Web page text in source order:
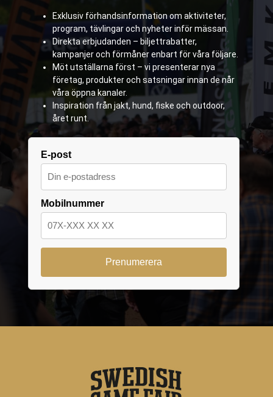
E-post
Mobilnummer
Exklusiv förhandsinformation om aktiviteter,
program, tävlingar och nyheter inför mässan.
Direkta erbjudanden – biljettrabatter,
kampanjer och förmåner enbart för våra följare.
Möt utställarna först – vi presenterar nya
företag, produkter och satsningar innan de når
våra öppna kanaler.
Inspiration från jakt, hund, fiske och outdoor,
året runt.